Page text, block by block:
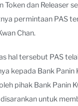
Token dan Releaser
permintaan PAS
Chan.
hal tersebut PAS
kepada Bank Panin
pihak Bank Panin
disarankan untuk